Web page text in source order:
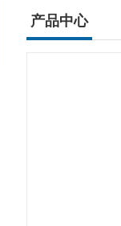
产品中心